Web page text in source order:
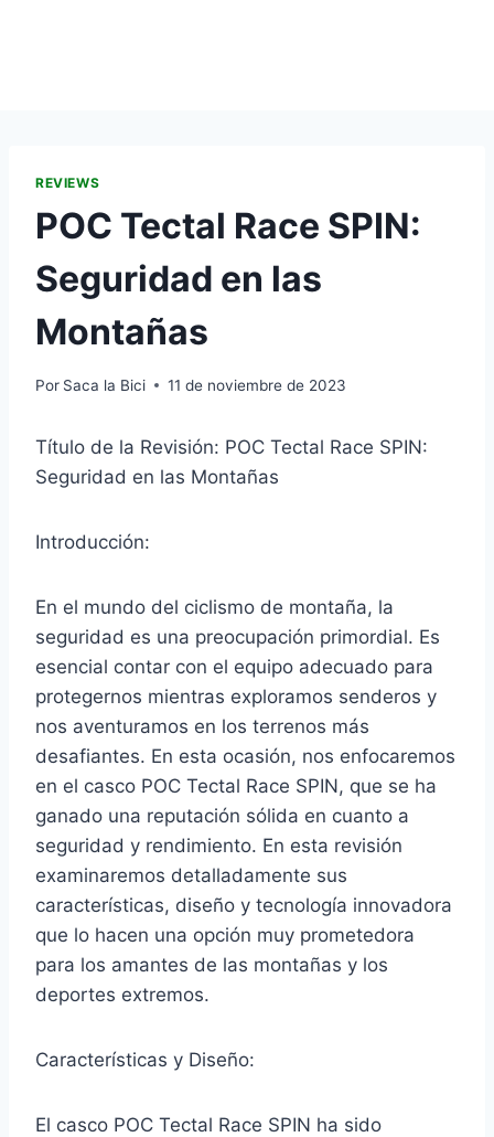
REVIEWS
POC Tectal Race SPIN:
Seguridad en las
Montañas
Por Saca la Bici 11 de noviembre de 2023
Título de la Revisión: POC Tectal Race SPIN:
Seguridad en las Montañas
Introducción:
En el mundo del ciclismo de montaña, la
seguridad es una preocupación primordial. Es
esencial contar con el equipo adecuado para
protegernos mientras exploramos senderos y
nos aventuramos en los terrenos más
desafiantes. En esta ocasión, nos enfocaremos
en el casco POC Tectal Race SPIN, que se ha
ganado una reputación sólida en cuanto a
seguridad y rendimiento. En esta revisión
examinaremos detalladamente sus
características, diseño y tecnología innovadora
que lo hacen una opción muy prometedora
para los amantes de las montañas y los
deportes extremos.
Características y Diseño:
El casco POC Tectal Race SPIN ha sido